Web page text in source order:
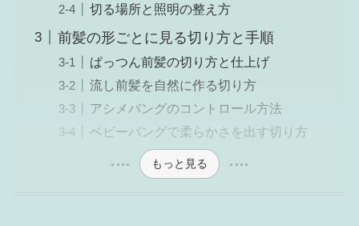
切る場所と照明の整え方
前髪の形ごとに見る切り方と手順
ぱっつん前髪の切り方と仕上げ
流し前髪を自然に作る切り方
アシメバングのコントロール方法
ベビーバングで柔らかさを出す切り方
もっと見る